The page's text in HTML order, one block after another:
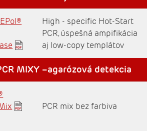
High - specific Hot-Start
PCR, úspešná ampifikácia
aj low-copy templátov
MIXY –agarózová detekcia
PCR mix bez farbiva